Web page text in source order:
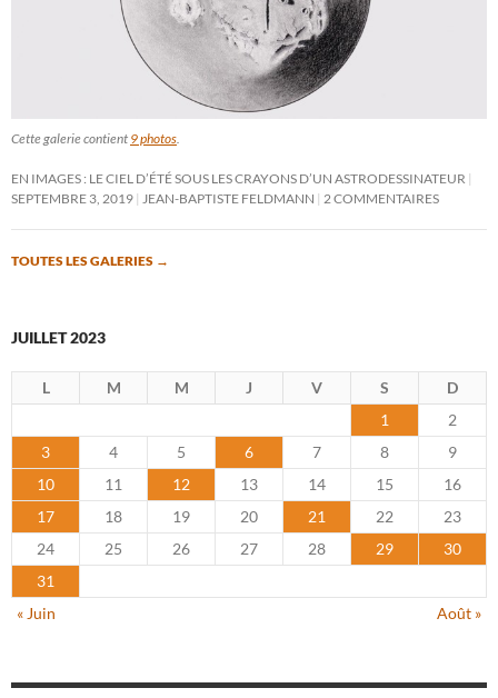
Cette galerie contient 9 photos.
EN IMAGES : LE CIEL D’ÉTÉ SOUS LES CRAYONS D’UN ASTRODESSINATEUR
SEPTEMBRE 3, 2019 JEAN-BAPTISTE FELDMANN 2 COMMENTAIRES
TOUTES LES GALERIES →
JUILLET 2023
L M M J V S
D
1
2
3
4 5 6 7 8
9
10
11 12 13 14 15
16
17
18 19 20 21 22
23
24
25 26 27 28 29
30
31
« Juin
Août »